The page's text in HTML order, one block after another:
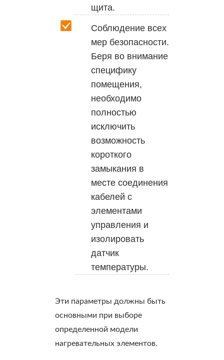
щита.
Соблюдение всех
мер безопасности.
Беря во внимание
специфику
помещения,
необходимо
полностью
исключить
возможность
короткого
замыкания в
месте соединения
кабелей с
элементами
управления и
изолировать
датчик
температуры.
Эти параметры должны быть
основными при выборе
определенной модели
нагревательных элементов.